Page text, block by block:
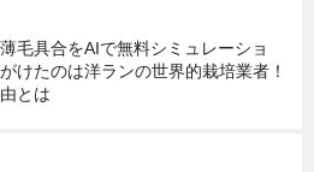
毛具合をAIで無料シミュレーショ
けたのは洋ランの世界的栽培業者！
とは